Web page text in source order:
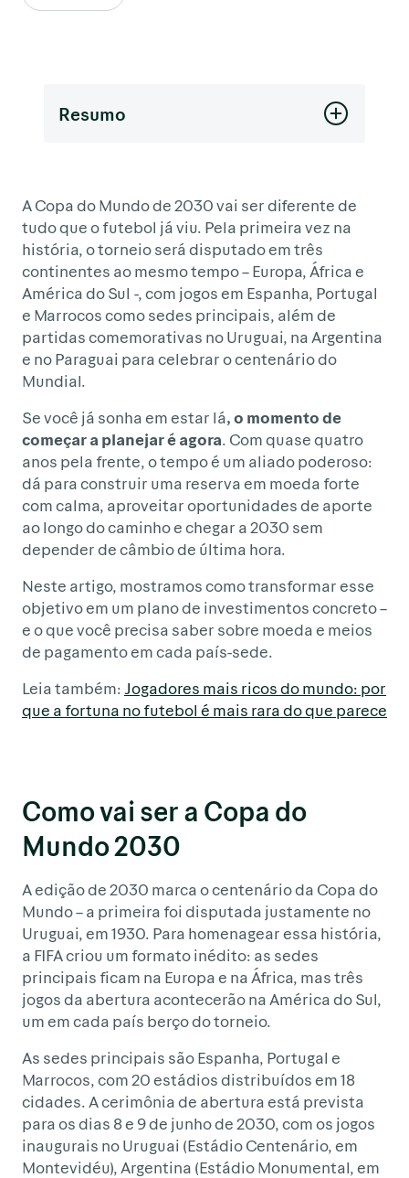
Resumo
A Copa do Mundo de 2030 vai ser diferente de
tudo que o futebol já viu. Pela primeira vez na
história, o torneio será disputado em três
continentes ao mesmo tempo – Europa, África e
América do Sul -, com jogos em Espanha, Portugal
e Marrocos como sedes principais, além de
partidas comemorativas no Uruguai, na Argentina
e no Paraguai para celebrar o centenário do
Mundial.
Se você já sonha em estar lá, o momento de
começar a planejar é agora. Com quase quatro
anos pela frente, o tempo é um aliado poderoso:
dá para construir uma reserva em moeda forte
com calma, aproveitar oportunidades de aporte
ao longo do caminho e chegar a 2030 sem
depender de câmbio de última hora.
Neste artigo, mostramos como transformar esse
objetivo em um plano de investimentos concreto –
e o que você precisa saber sobre moeda e meios
de pagamento em cada país-sede.
Leia também:Jogadores mais ricos do mundo: por
que a fortuna no futebol é mais rara do que parece
Como vai ser a Copa do
Mundo 2030
A edição de 2030 marca o centenário da Copa do
Mundo – a primeira foi disputada justamente no
Uruguai, em 1930. Para homenagear essa história,
a FIFA criou um formato inédito: as sedes
principais ficam na Europa e na África, mas três
jogos da abertura acontecerão na América do Sul,
um em cada país berço do torneio.
As sedes principais são Espanha, Portugal e
Marrocos, com 20 estádios distribuídos em 18
cidades. A cerimônia de abertura está prevista
para os dias 8 e 9 de junho de 2030, com os jogos
inaugurais no Uruguai (Estádio Centenário, em
Montevidéu), Argentina (Estádio Monumental, em